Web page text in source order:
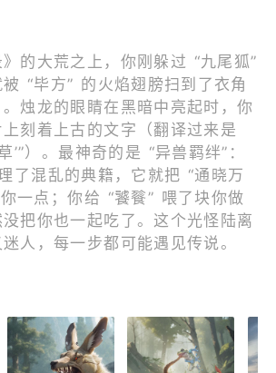
》的大荒之上，你刚躲过 “九尾狐”
“毕方” 的火焰翅膀扫到了衣角
。烛龙的眼睛在黑暗中亮起时，你
刻着上古的文字（翻译过来是
’”）。最神奇的是 “异兽羁绊”：
了混乱的典籍，它就把 “通晓万
一点；你给 “饕餮” 喂了块你做
把你也一起吃了。这个光怪陆离
人，每一步都可能遇见传说。